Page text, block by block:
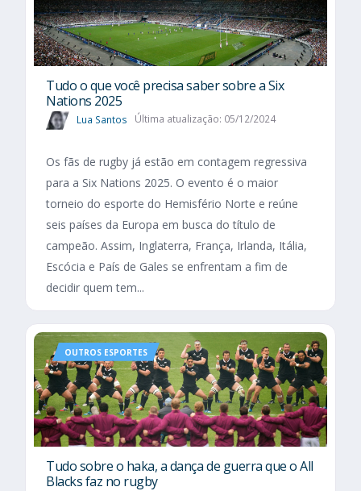
Tudo o que você precisa saber sobre a Six
Nations 2025​
Lua Santos Última atualização: 05/12/2024
Os fãs de rugby já estão em contagem regressiva
para a Six Nations 2025. O evento é o maior
torneio do esporte do Hemisfério Norte e reúne
seis países da Europa em busca do título de
campeão. Assim, Inglaterra, França, Irlanda, Itália,
Escócia e País de Gales se enfrentam a fim de
decidir quem tem...
OUTROS ESPORTES
Tudo sobre o haka, a dança de guerra que o All
Blacks faz no rugby